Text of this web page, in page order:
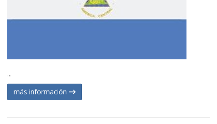
...
más información